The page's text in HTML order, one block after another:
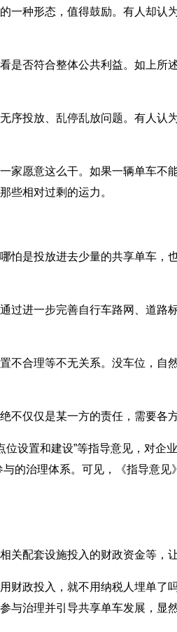
种形态，值得鼓励。有人却认
否符合整体公共利益。如上所
投放、乱停乱放问题。有人认
愿意这么干。如果一辆单车不
些相对过剩的运力。
投放进去少量的共享单车，也
进一步完善自行车路网、道路
理等不无关系。没车位，自
仅仅是某一方的责任，需要各方
置和建设”等指导意见，对企业
的治理体系。可见，《指导意
配套设施投入的财政资金等，让
政投入，就不用纳税人埋单了
治理并引导共享单车发展，显